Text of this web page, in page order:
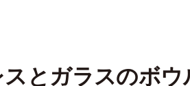
とガラスのボウ